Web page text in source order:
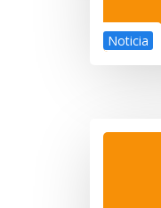
Noticia